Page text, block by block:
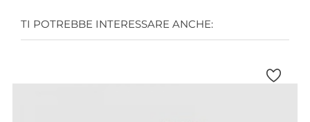
TI POTREBBE INTERESSARE ANCHE: